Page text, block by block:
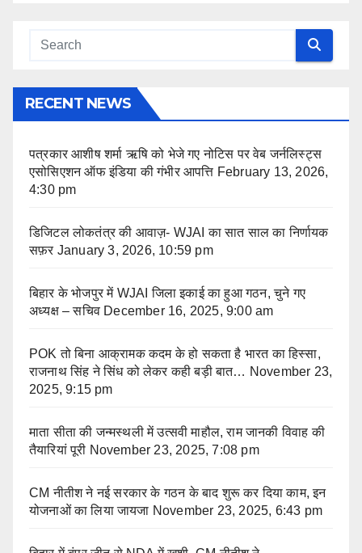
RECENT NEWS
पत्रकार आशीष शर्मा ऋषि को भेजे गए नोटिस पर वेब जर्नलिस्ट्स
एसोसिएशन ऑफ इंडिया की गंभीर आपत्ति February 13, 2026,
4:30 pm
डिजिटल लोकतंत्र की आवाज़- WJAI का सात साल का निर्णायक
सफ़र January 3, 2026, 10:59 pm
बिहार के भोजपुर में WJAI जिला इकाई का हुआ गठन, चुने गए
अध्यक्ष – सचिव December 16, 2025, 9:00 am
POK तो बिना आक्रामक कदम के हो सकता है भारत का हिस्सा,
राजनाथ सिंह ने सिंध को लेकर कही बड़ी बात… November 23,
2025, 9:15 pm
माता सीता की जन्मस्थली में उत्सवी माहौल, राम जानकी विवाह की
तैयारियां पूरी November 23, 2025, 7:08 pm
CM नीतीश ने नई सरकार के गठन के बाद शुरू कर दिया काम, इन
योजनाओं का लिया जायजा November 23, 2025, 6:43 pm